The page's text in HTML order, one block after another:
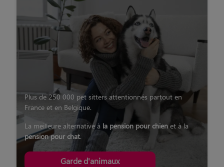
Plus de 250 000 pet sitters attentionnés partout en
France et en Belgique.
La meilleure alternative à la pension pour chien et à la
pension pour chat.
Garde d'animaux